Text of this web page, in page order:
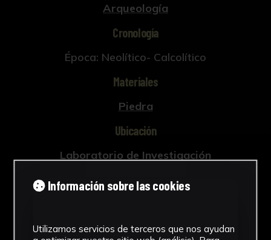
Arqueología
Cronología
Época: Neolítico- Calcolítico
Materiales
Piedra
Ubicación
Laboratorio de Investigación
Ver más
Información sobre las cookies
Utilizamos servicios de terceros que nos ayudan